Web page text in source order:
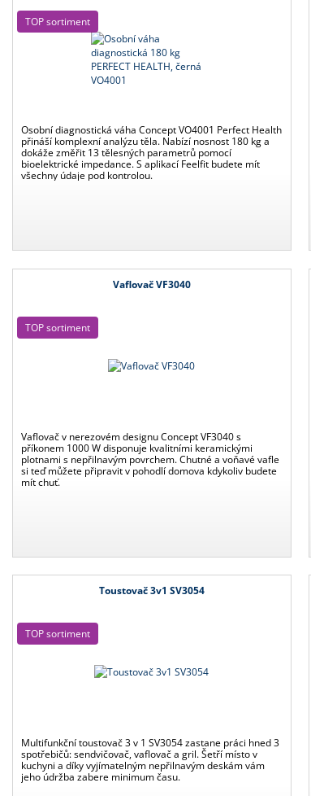
Osobní diagnostická váha Concept VO4001 Perfect Health
přináší komplexní analýzu těla. Nabízí nosnost 180 kg a
dokáže změřit 13 tělesných parametrů pomocí
bioelektrické impedance. S aplikací Feelfit budete mít
všechny údaje pod kontrolou.
TOP sortiment
Vaflovač VF3040
Vaflovač v nerezovém designu Concept VF3040 s
příkonem 1000 W disponuje kvalitními keramickými
plotnami s nepřilnavým povrchem. Chutné a voňavé vafle
si teď můžete připravit v pohodlí domova kdykoliv budete
mít chuť.
TOP sortiment
Toustovač 3v1 SV3054
Multifunkční toustovač 3 v 1 SV3054 zastane práci hned 3
spotřebičů: sendvičovač, vaflovač a gril. Šetří místo v
kuchyni a díky vyjímatelným nepřilnavým deskám vám
jeho údržba zabere minimum času.
TOP sortiment